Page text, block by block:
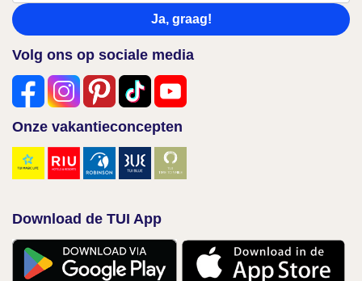
Ja, graag!
Volg ons op sociale media
Onze vakantieconcepten
Download de TUI App